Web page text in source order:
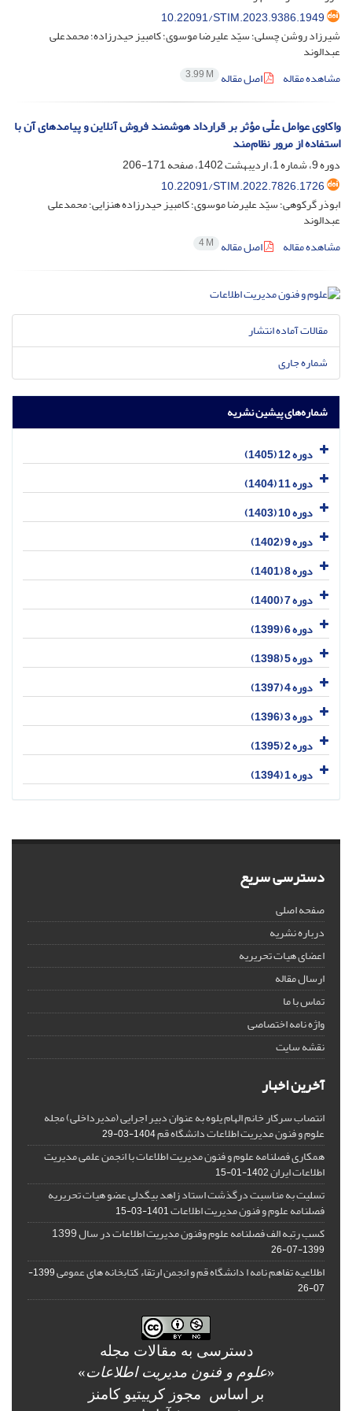
10.22091/STIM.2023.9386.1949
شیرزاد روشن چسلی؛ سیّد علیرضا موسوی؛ کامبیز حیدرزاده؛ محمدعلی
عبدالوند
مشاهده مقاله
اصل مقاله 3.99 M
واکاوی عوامل علّی مؤثر بر قرارداد هوشمند فروش آنلاین و پیامدهای آن با
استفاده از مرور نظام‌مند
دوره 9، شماره 1، اردیبهشت 1402، صفحه
171-206
10.22091/STIM.2022.7826.1726
ابوذر گرکوهی؛ سیّد علیرضا موسوی؛ کامبیز حیدرزاده هنزایی؛ محمدعلی
عبدالوند
مشاهده مقاله
اصل مقاله 4 M
مقالات آماده انتشار
شماره جاری
شماره‌های پیشین نشریه
دوره 12 (1405)
دوره 11 (1404)
دوره 10 (1403)
دوره 9 (1402)
دوره 8 (1401)
دوره 7 (1400)
دوره 6 (1399)
دوره 5 (1398)
دوره 4 (1397)
دوره 3 (1396)
دوره 2 (1395)
دوره 1 (1394)
دسترسی سریع
صفحه اصلی
درباره نشریه
اعضای هیات تحریریه
ارسال مقاله
تماس با ما
واژه نامه اختصاصی
نقشه سایت
آخرین اخبار
انتصاب سرکار خانم الهام یلوه به عنوان دبیر اجرایی (مدیرداخلی) مجله
علوم و فنون مدیریت اطلاعات دانشگاه قم1404-03-29
همکاری فصلنامه علوم و فنون مدیریت اطلاعات با انجمن علمی مدیریت
اطلاعات ایران1402-01-15
تسلیت به مناسبت درگذشت استاد زاهد بیگدلی عضو هیات تحریریه
فصلنامه علوم و فنون مدیریت اطلاعات1401-03-15
کسب رتبه الف فصلنامه علوم وفنون مدیریت اطلاعات در سال 1399
1399-07-26
اطلاعیه تفاهم نامه ا دانشگاه قم و انجمن ارتقاء کتابخانه های عمومی
1399-
07-26
دسترسی به مقالات مجله
«علوم و فنون مدیریت اطلاعات»
بر اساس مجوز کرییتیو کامنز